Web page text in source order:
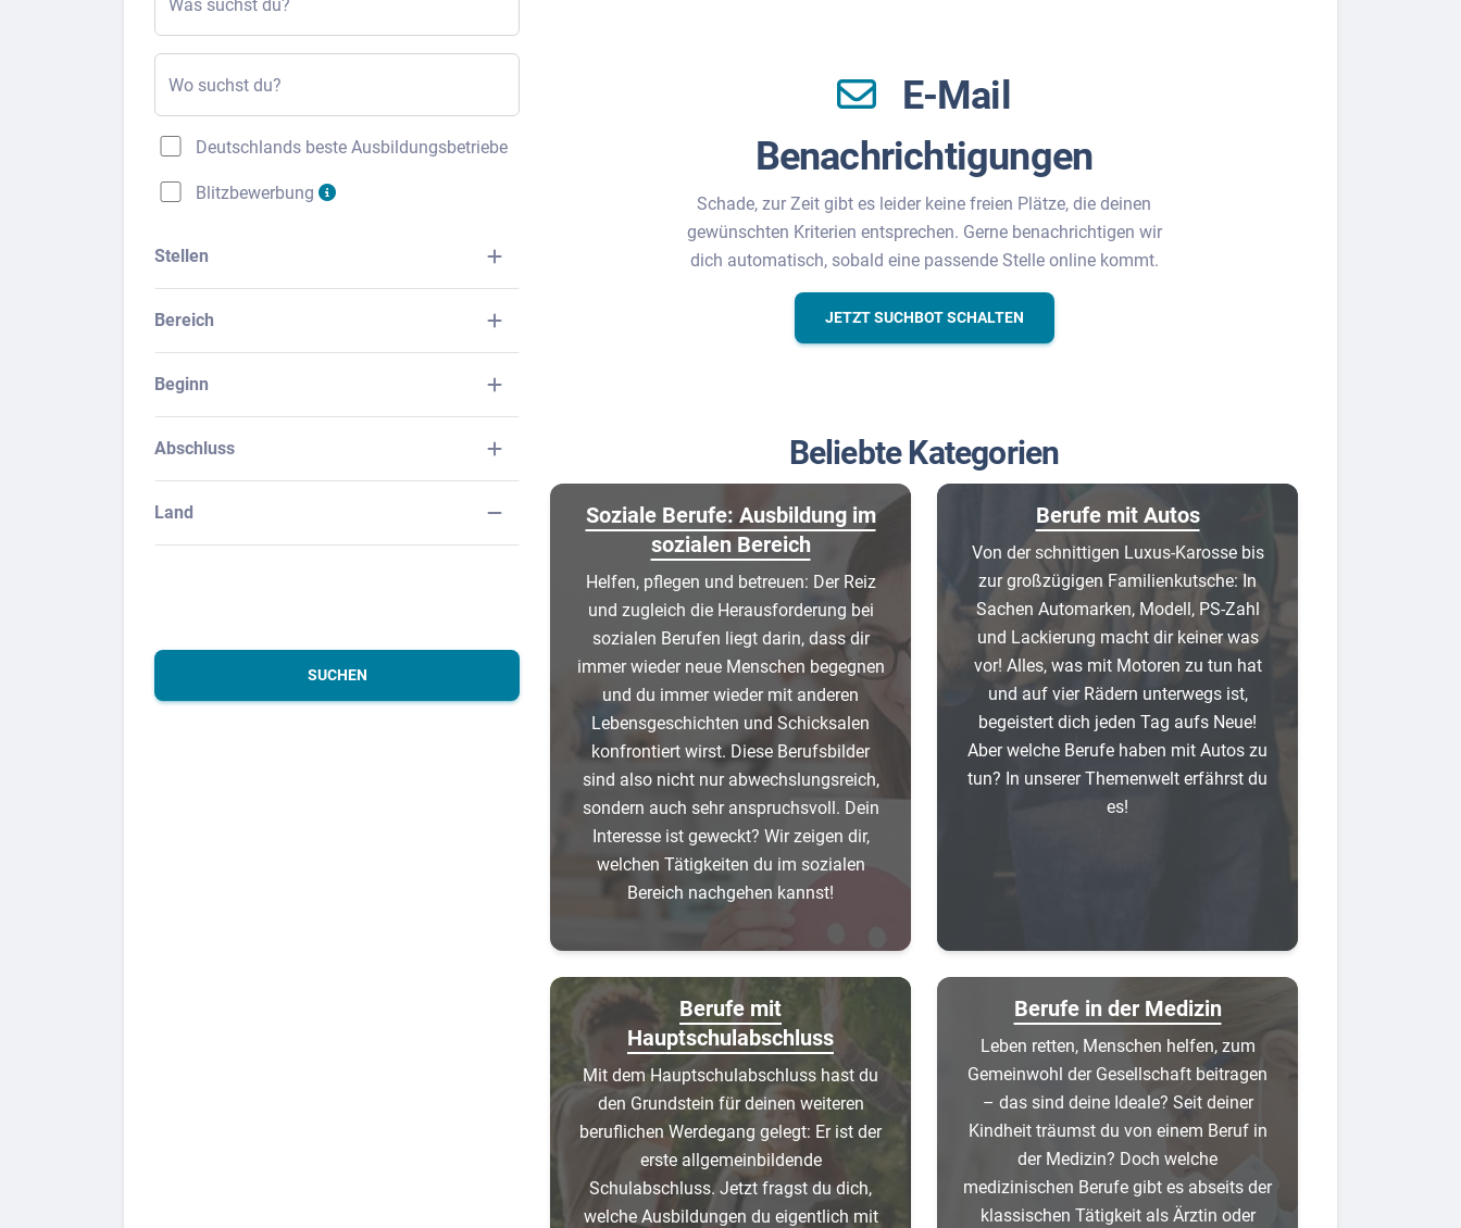
Was suchst du?
Wo suchst du?
Deutschlands beste Ausbildungsbetriebe
Blitzbewerbung
Stellen
Bereich
Beginn
Abschluss
Land
SUCHEN
E-Mail
Benachrichtigungen
Schade, zur Zeit gibt es leider keine freien Plätze, die deinen
gewünschten Kriterien entsprechen. Gerne benachrichtigen wir
dich automatisch, sobald eine passende Stelle online kommt.
JETZT SUCHBOT SCHALTEN
Beliebte Kategorien
Soziale Berufe: Ausbildung im
sozialen Bereich
Helfen, pflegen und betreuen: Der Reiz
und zugleich die Herausforderung bei
sozialen Berufen liegt darin, dass dir
immer wieder neue Menschen begegnen
und du immer wieder mit anderen
Lebensgeschichten und Schicksalen
konfrontiert wirst. Diese Berufsbilder
sind also nicht nur abwechslungsreich,
sondern auch sehr anspruchsvoll. Dein
Interesse ist geweckt? Wir zeigen dir,
welchen Tätigkeiten du im sozialen
Bereich nachgehen kannst!
Berufe mit Autos
Von der schnittigen Luxus-Karosse bis
zur großzügigen Familienkutsche: In
Sachen Automarken, Modell, PS-Zahl
und Lackierung macht dir keiner was
vor! Alles, was mit Motoren zu tun hat
und auf vier Rädern unterwegs ist,
begeistert dich jeden Tag aufs Neue!
Aber welche Berufe haben mit Autos zu
tun? In unserer Themenwelt erfährst du
es!
Berufe mit
Hauptschulabschluss
Mit dem Hauptschulabschluss hast du
den Grundstein für deinen weiteren
beruflichen Werdegang gelegt: Er ist der
erste allgemeinbildende
Schulabschluss. Jetzt fragst du dich,
welche Ausbildungen du eigentlich mit
Berufe in der Medizin
Leben retten, Menschen helfen, zum
Gemeinwohl der Gesellschaft beitragen
– das sind deine Ideale? Seit deiner
Kindheit träumst du von einem Beruf in
der Medizin? Doch welche
medizinischen Berufe gibt es abseits der
klassischen Tätigkeit als Ärztin oder